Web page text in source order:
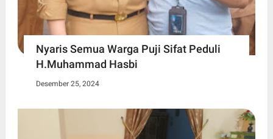
Nyaris Semua Warga Puji Sifat Peduli
H.Muhammad Hasbi
Desember 25, 2024